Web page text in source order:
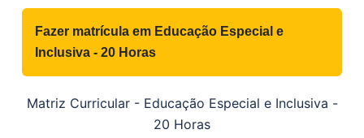
Fazer matrícula em Educação Especial e
Inclusiva - 20 Horas
Matriz Curricular - Educação Especial e Inclusiva -
20 Horas